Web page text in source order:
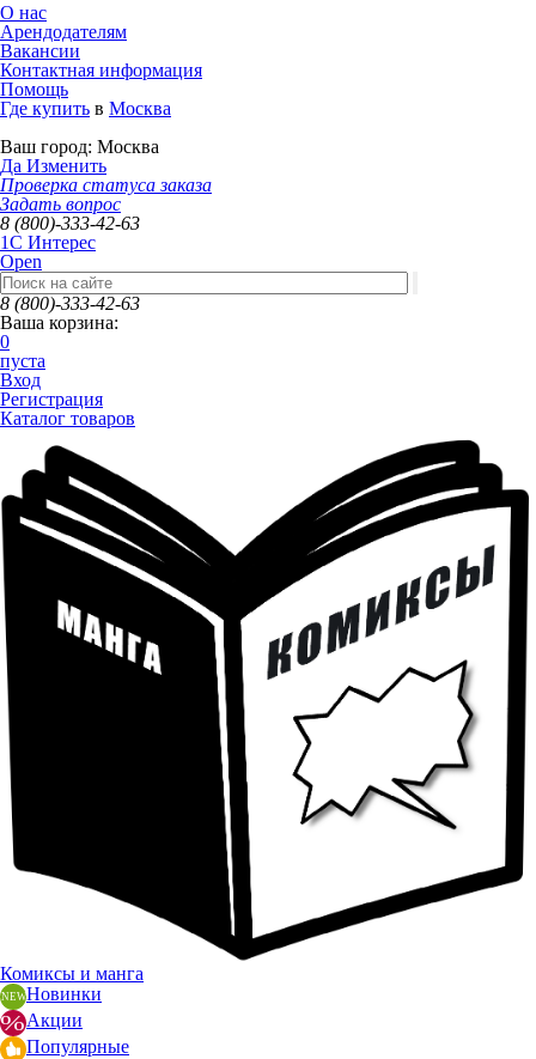
О нас
Арендодателям
Вакансии
Контактная информация
Помощь
Где купить в Москва
Ваш город: Москва
Да Изменить
Проверка статуса заказа
Задать вопрос
8 (800)-333-42-63
1C Интерес
Open
8 (800)-333-42-63
Ваша корзина:
0
пуста
Вход
Регистрация
Каталог товаров
Комиксы и манга
Новинки
Акции
Популярные